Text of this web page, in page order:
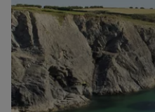
Nuevas rutas